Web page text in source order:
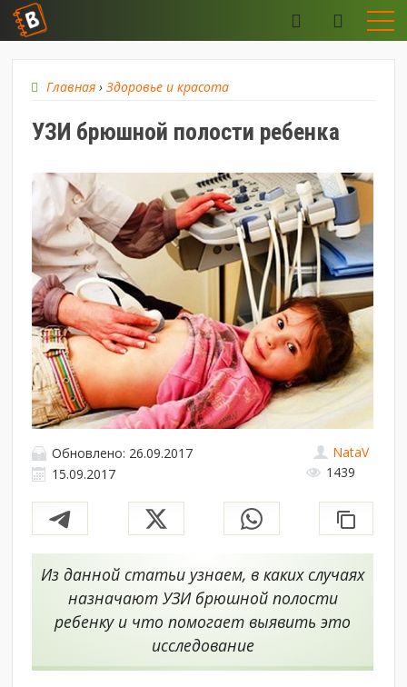
Главная ›Здоровье и красота
УЗИ брюшной полости ребенка
NataV
Обновлено: 26.09.2017
15.09.2017
1439
Из данной статьи узнаем, в каких случаях
назначают УЗИ брюшной полости
ребенку и что помогает выявить это
исследование